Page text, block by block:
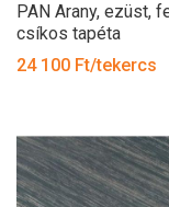
PAN Arany, ezüst,
csíkos tapéta
24 100 Ft/tekercs